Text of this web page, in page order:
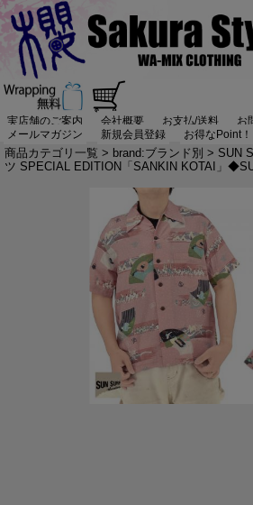
実店舗のご案内 会社概要 お支払/送料
お
メールマガジン
新規会員登録 お得なPoint！
商品カテゴリ一覧 > brand:ブランド別 > SUN
ツ SPECIAL EDITION「SANKIN KOTAI」